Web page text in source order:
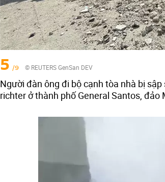
5 /9 © REUTERS GenSan DEV
Người đàn ông đi bộ cạnh tòa nhà bị
richter ở thành phố General Santos, đảo